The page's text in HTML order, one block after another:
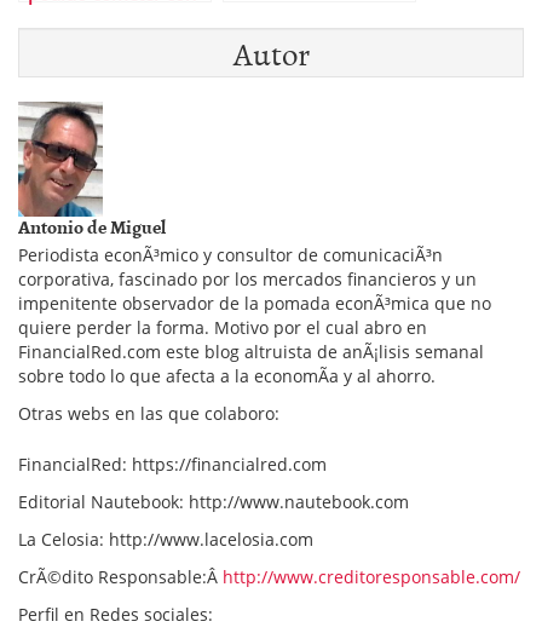
Autor
Antonio de Miguel
Periodista econÃ³mico y consultor de comunicaciÃ³n
corporativa, fascinado por los mercados financieros y un
impenitente observador de la pomada econÃ³mica que no
quiere perder la forma. Motivo por el cual abro en
FinancialRed.com este blog altruista de anÃ¡lisis semanal
sobre todo lo que afecta a la economÃ­a y al ahorro.
Otras webs en las que colaboro:
FinancialRed: https://financialred.com
Editorial Nautebook: http://www.nautebook.com
La Celosia: http://www.lacelosia.com
CrÃ©dito Responsable:Â http://www.creditoresponsable.com/
Perfil en Redes sociales: